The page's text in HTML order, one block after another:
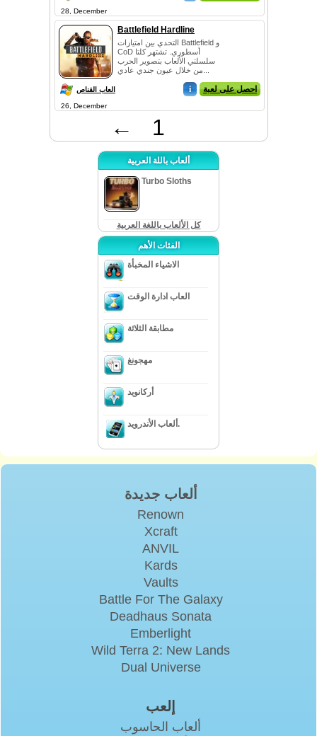
28, December
Battlefield Hardline
التحدي بين امتيازات Battlefield و
CoD أسطوري. تشتهر كلتا
سلسلتي الألعاب بتصوير الحرب
العاب القناص i احصل على لعبة
26, December
← 1
ألعاب باللة العربية
Turbo Sloths
كل الألعاب باللغة العربية
الفئات الأهم
الاشياء المخبأة
العاب ادارة الوقت
مطابقة الثلاثة
مهجونغ
أركانويد
ألعاب الأندرويد.
ألعاب جديدة
Renown
Xcraft
ANVIL
Kards
Vaults
Battle For The Galaxy
Deadhaus Sonata
Emberlight
Wild Terra 2: New Lands
Dual Universe
إلعب
ألعاب الحاسوب